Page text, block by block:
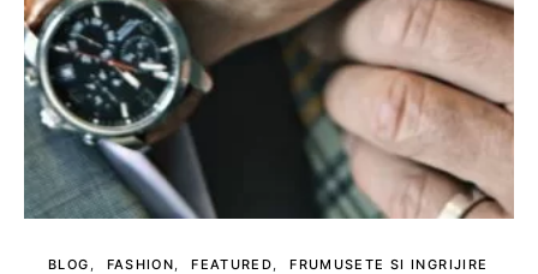
BLOG FASHION FEATURED FRUMUSETE SI INGRIJIRE